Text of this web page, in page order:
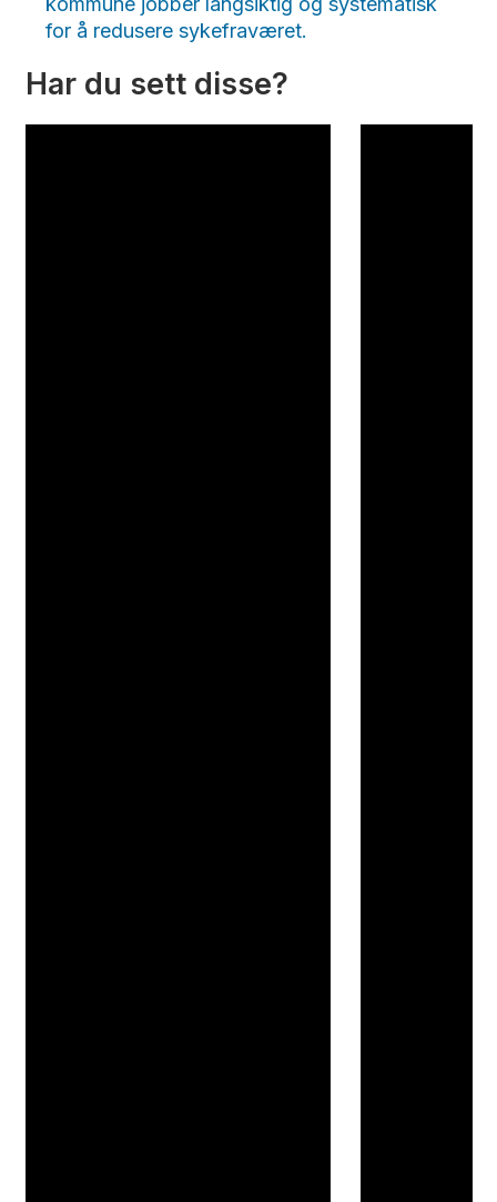
for å redusere sykefraværet.
Har du sett disse?